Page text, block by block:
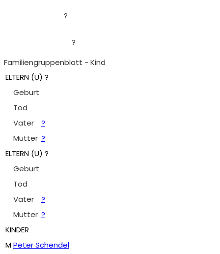
?
?
Familiengruppenblatt - Kind
ELTERN (U) ?
Geburt
Tod
Vater
?
Mutter ?
ELTERN (U) ?
Geburt
Tod
Vater
?
Mutter ?
KINDER
MPeter Schendel